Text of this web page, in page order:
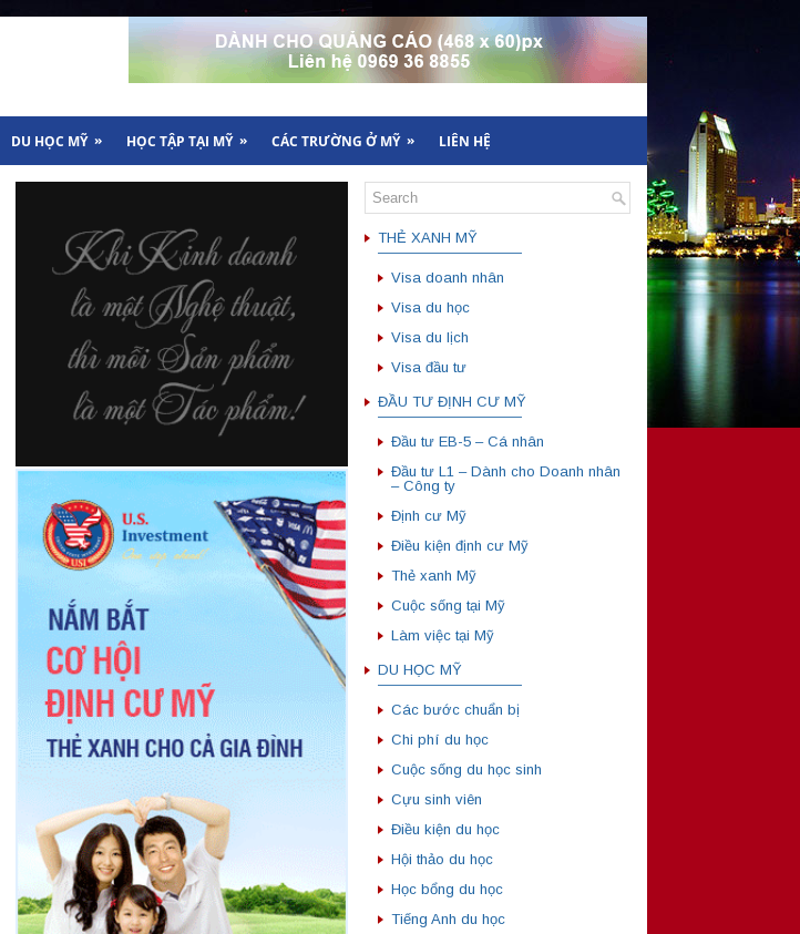
DU HỌC MỸ » HỌC TẬP TẠI MỸ » CÁC TRƯỜNG Ở MỸ » LIÊN HỆ
THẺ XANH MỸ
——————————
Visa doanh nhân
Visa du học
Visa du lịch
Visa đầu tư
ĐẦU TƯ ĐỊNH CƯ MỸ
——————————
Đầu tư EB-5 – Cá nhân
Đầu tư L1 – Dành cho Doanh nhân
– Công ty
Định cư Mỹ
Điều kiện định cư Mỹ
Thẻ xanh Mỹ
Cuộc sống tại Mỹ
Làm việc tại Mỹ
DU HỌC MỸ
——————————
Các bước chuẩn bị
Chi phí du học
Cuộc sống du học sinh
Cựu sinh viên
Điều kiện du học
Hội thảo du học
Học bổng du học
Tiếng Anh du học